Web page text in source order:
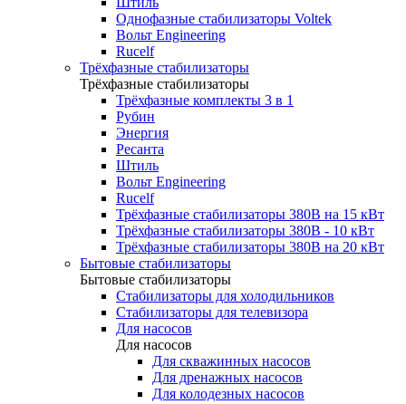
Однофазные стабилизаторы Voltek
Вольт Engineering
Rucelf
Трёхфазные стабилизаторы
Трёхфазные стабилизаторы
Трёхфазные комплекты 3 в 1
Рубин
Энергия
Ресанта
Штиль
Вольт Engineering
Rucelf
Трёхфазные стабилизаторы 380В на 15 кВт
Трёхфазные стабилизаторы 380В - 10 кВт
Трёхфазные стабилизаторы 380В на 20 кВт
Бытовые стабилизаторы
Бытовые стабилизаторы
Стабилизаторы для холодильников
Стабилизаторы для телевизора
Для насосов
Для насосов
Для скважинных насосов
Для дренажных насосов
Для колодезных насосов